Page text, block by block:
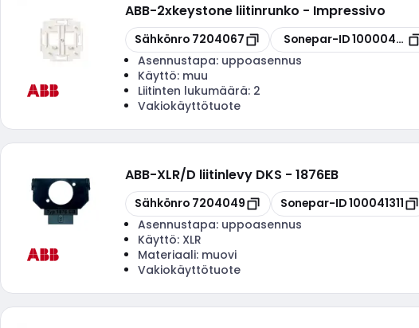
ABB-2xkeystone liitinrunko - Impressivo
Kopioi
Sähkönro 7204067 Kopioi
Sonepar-ID100004478
Asennustapa: uppoasennus
Käyttö: muu
Liitinten lukumäärä: 2
Vakiokäyttötuote
ABB-XLR/D liitinlevy DKS - 1876EB
Kopioi
Sähkönro 7204049 Kopioi
Sonepar-ID100041311
Asennustapa: uppoasennus
Käyttö: XLR
Materiaali: muovi
Vakiokäyttötuote